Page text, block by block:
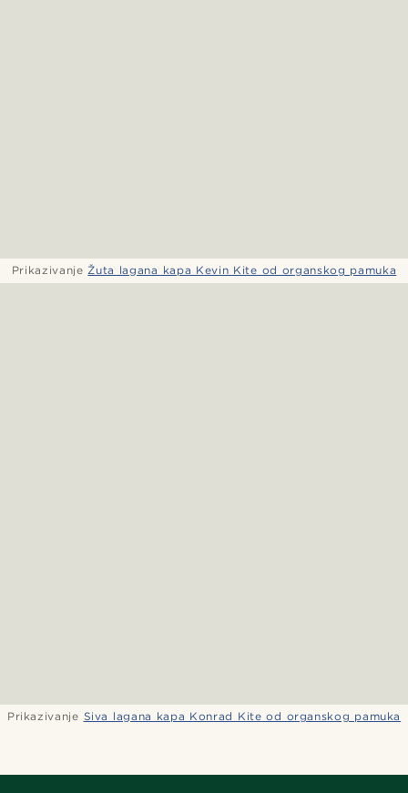
Prikazivanje Žuta lagana kapa Kevin Kite od organskog pamuka
Prikazivanje Siva lagana kapa Konrad Kite od organskog pamuka